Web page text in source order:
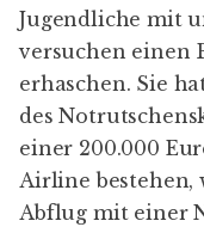
Jugendliche mit
versuchen einen
erhaschen. Sie
des
einer 200.000
Airline bestehen,
Abflug mit einer